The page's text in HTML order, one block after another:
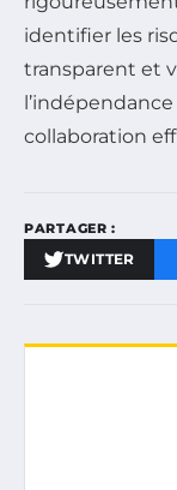
identifier les
transparent et
collaboration
PARTAGER :
TWITTER